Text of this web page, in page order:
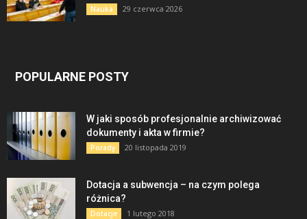
Nauka 29 czerwca 2026
POPULARNE POSTY
W jaki sposób profesjonalnie archiwizować
dokumenty i akta w firmie?
Porady 20 listopada 2019
Dotacja a subwencja – na czym polega
różnica?
Dotacje 1 lutego 2018